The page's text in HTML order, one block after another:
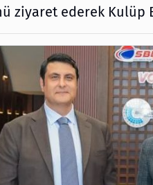
ziyaret ederek Kulüp